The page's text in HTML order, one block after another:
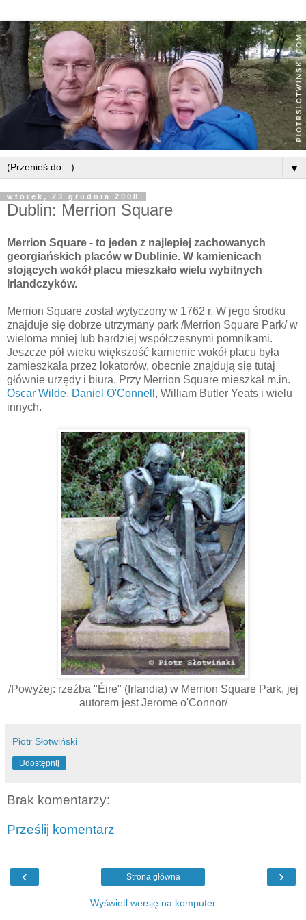
▼
wtorek, 23 grudnia 2008
Dublin: Merrion Square
Merrion Square - to jeden z najlepiej zachowanych
georgiańskich placów w Dublinie. W kamienicach
stojących wokół placu mieszkało wielu wybitnych
Irlandczyków.
Merrion Square został wytyczony w 1762 r. W jego środku
znajduje się dobrze utrzymany park /Merrion Square Park/ w
wieloma mniej lub bardziej współczesnymi pomnikami.
Jeszcze pół wieku większość kamienic wokół placu była
zamieszkała przez lokatorów, obecnie znajdują się tutaj
głównie urzędy i biura. Przy Merrion Square mieszkał m.in.
Oscar Wilde, Daniel O'Connell , William Butler Yeats i wielu
innych.
/Powyżej: rzeźba "Éire" (Irlandia) w Merrion Square Park, jej
autorem jest Jerome o'Connor/
Piotr Słotwiński
Udostępnij
Brak komentarzy:
Prześlij komentarz
‹ ›
Strona główna
Wyświetl wersję na komputer